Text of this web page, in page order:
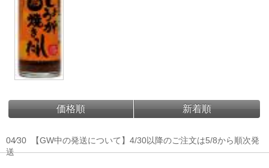
価格順 新着順
04⁄30【GW中の発送について】4/30以降のご注文は5/8から順次発
送